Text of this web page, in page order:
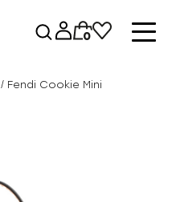
0
/ Fendi Cookie Mini